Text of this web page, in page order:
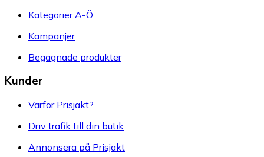
Kategorier A-Ö
Kampanjer
Begagnade produkter
Kunder
Varför Prisjakt?
Driv trafik till din butik
Annonsera på Prisjakt